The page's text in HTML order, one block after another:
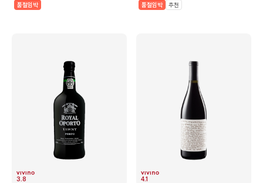
품절임박 품절임박 추천
3.8 4.1